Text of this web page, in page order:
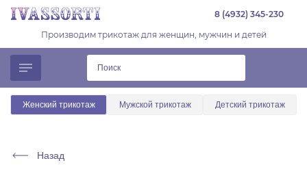
8 (4932) 345-230
Производим трикотаж для женщин, мужчин и детей
Женский трикотаж Мужской трикотаж Детский трикотаж
Назад